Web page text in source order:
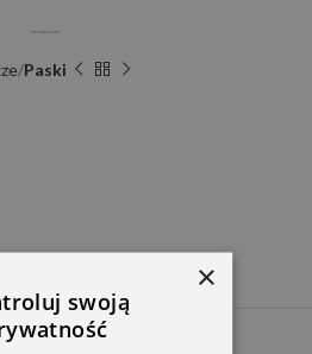
Paski
×
swoją